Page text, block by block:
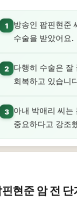
1
방송인 팝핀현준
수술을 받았어요.
2
다행히 수술은 잘
회복하고 있습니
3
아내 박애리 씨는
중요하다고 강조
현준 암 전